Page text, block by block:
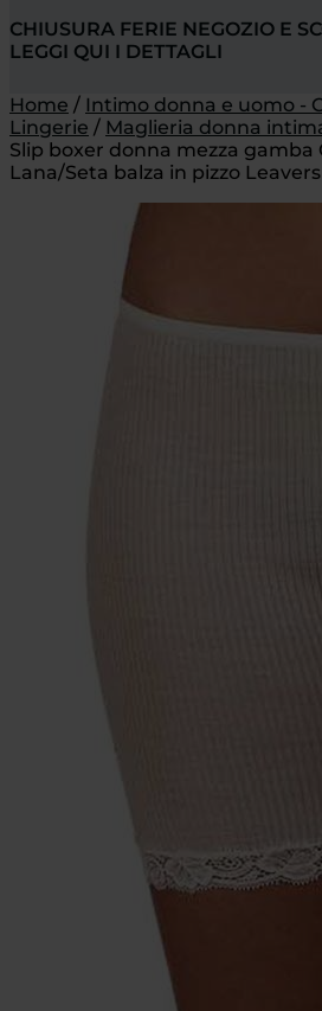
CHIUSURA FERIE NEGOZIO E
LEGGI QUI I DETTAGLI
Home / Intimo donna e uomo -
Lingerie / Maglieria donna
Slip boxer donna mezza gamba
Lana/Seta balza in pizzo Leavers